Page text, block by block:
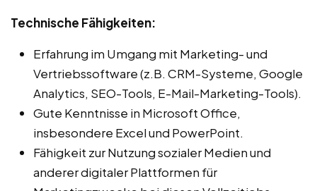
Technische Fähigkeiten:
Erfahrung im Umgang mit Marketing- und
Vertriebssoftware (z.B. CRM-Systeme, Google
Analytics, SEO-Tools, E-Mail-Marketing-Tools).
Gute Kenntnisse in Microsoft Office,
insbesondere Excel und PowerPoint.
Fähigkeit zur Nutzung sozialer Medien und
anderer digitaler Plattformen für